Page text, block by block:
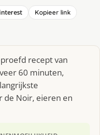
Kopieer link
recept van
60 minuten,
de Noir, eieren en